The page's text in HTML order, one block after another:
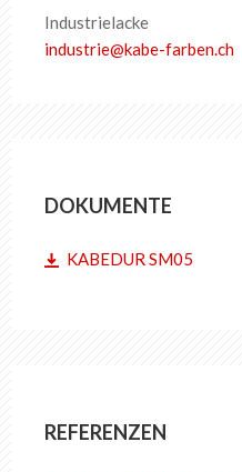
Industrielacke
industrie@kabe-farben.ch
DOKUMENTE
KABEDUR SM05
REFERENZEN